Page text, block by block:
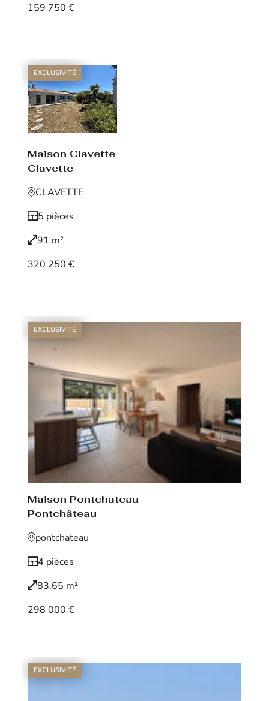
159 750 €
EXCLUSIVITÉ
Maison Clavette
Clavette
CLAVETTE
5 pièces
91 m²
320 250 €
EXCLUSIVITÉ
Maison Pontchateau
Pontchâteau
pontchateau
4 pièces
83.65 m²
298 000 €
EXCLUSIVITÉ